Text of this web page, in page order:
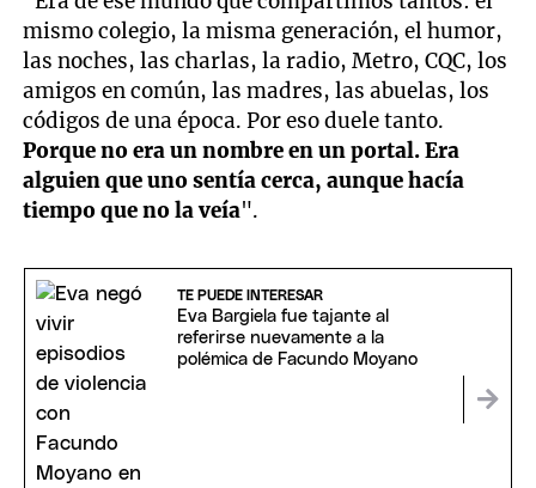
mismo colegio, la misma generación, el humor,
las noches, las charlas, la radio, Metro, CQC, los
amigos en común, las madres, las abuelas, los
códigos de una época. Por eso duele tanto.
Porque no era un nombre en un portal. Era
alguien que uno sentía cerca, aunque hacía
tiempo que no la veía".
TE PUEDE INTERESAR
Eva Bargiela fue tajante al
referirse nuevamente a la
polémica de Facundo Moyano